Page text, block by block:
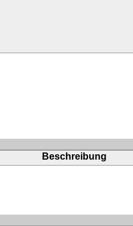
Beschreibung